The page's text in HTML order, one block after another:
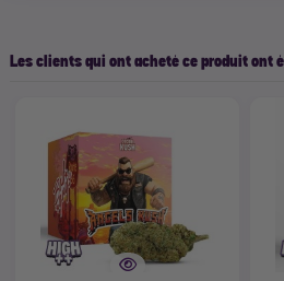
Les clients qui ont acheté ce produit ont